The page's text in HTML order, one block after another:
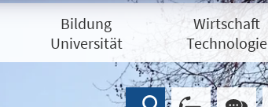
Bildung
Universität
Wirtschaft
Technologie